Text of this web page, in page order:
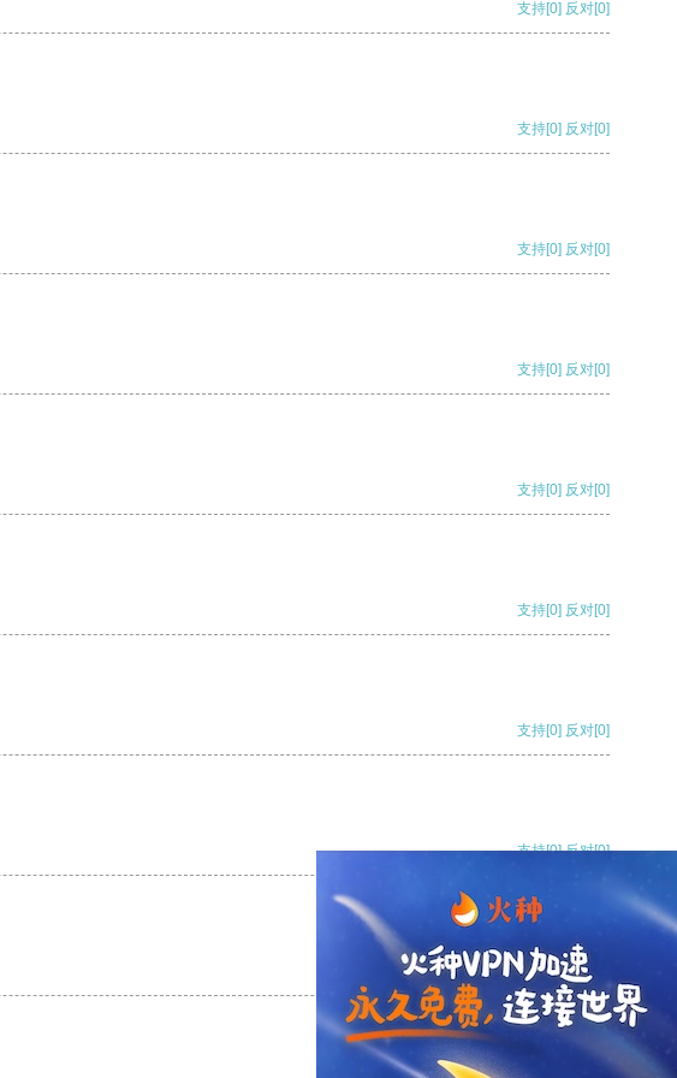
支持[0] 反对[0]
支持[0] 反对[0]
支持[0] 反对[0]
支持[0] 反对[0]
支持[0] 反对[0]
支持[0] 反对[0]
支持[0] 反对[0]
支持[0] 反对[0]
支持[0] 反对